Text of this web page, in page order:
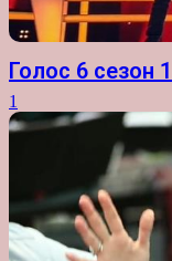
Голос 6 сезон
1